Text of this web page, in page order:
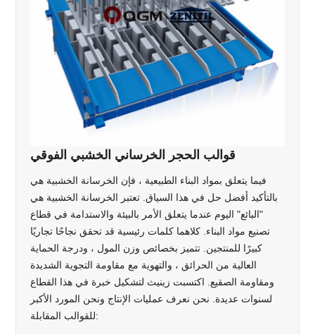
قوالب الحجر الخرساني الخشبي الفوقي
فيما يتعلق بمواد البناء الطبيعية ، فإن الخرسانة الخشبية هي
بالتأكيد أفضل حل في هذا السياق. تعتبر الخرسانة الخشبية هي
"البائع" اليوم عندما يتعلق الأمر بالبيئة والاستدامة في قطاع
تصنيع مواد البناء. كلاهما كلمات رئيسية قد تحقق نجاحًا تجاريًا
كبيرًا للمنتجين. تتميز بخصائص وزن المول ، ودرجة الحماية
العالية من الحرائق ، والتهوية مع مقاومة التجوية الشديدة
ومقاومة الصقيع. اكتسبت زينيث لتشكيل خبرة في هذا القطاع
لسنوات عديدة. نحن نعرف عمليات الإنتاج ونحن المورد الأكبر
للقوالب المقابلة: